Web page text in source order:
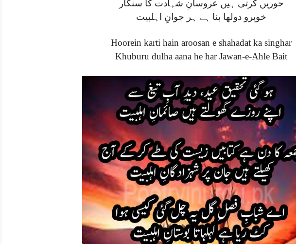
حوریں کرتی ہیں عروسانِ شہادت کا سنگار
خوبرو دولھا بنا ہے ہر جوانِ اہلبیت
Hoorein karti hain aroosan e shahadat ka singhar
Khuburu dulha aana he har Jawan-e-Ahle Bait